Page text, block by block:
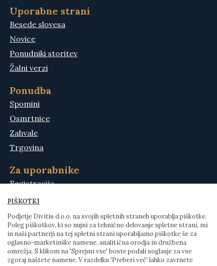
Uporabne strani
Besede slovesa
Novice
Ponudniki storitev
Žalni verzi
Ponudba
Spomini
Osmrtnice
Zahvale
Trgovina
Za uporabnike
Registracija
Moj račun
Košarica
Pomoč
Kontakt
PIŠKOTKI
Podjetje Divitis d.o.o. na svojih spletnih straneh uporablja piškotke.
Poleg piškotkov, ki so nujni za tehnično delovanje spletne strani, mi
in naši partnerji na tej spletni strani uporabljamo piškotke še za
oglasno-marketinške namene, analitična orodja in družbena
omrežja. S klikom na 'Sprejmi vse' boste podali soglasje za vse
zgoraj naštete namene. V razdelku 'Preberi več' lahko zavrnete